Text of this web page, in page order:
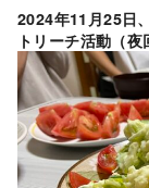
2024年11月25日
トリーチ活動（